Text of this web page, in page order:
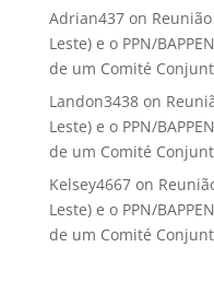
Adrian437on
Leste) e o PPN/
de um Comité
Landon3438on
Leste) e o PPN/
de um Comité
Kelsey4667on
Leste) e o PPN/
de um Comité